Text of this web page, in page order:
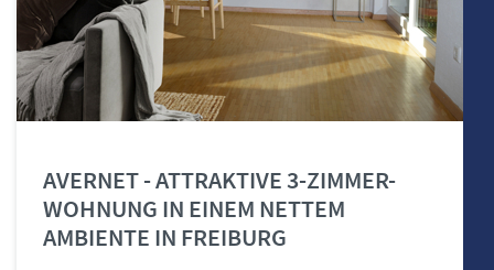
AVERNET - ATTRAKTIVE 3-ZIMMER-
WOHNUNG IN EINEM NETTEM
AMBIENTE IN FREIBURG